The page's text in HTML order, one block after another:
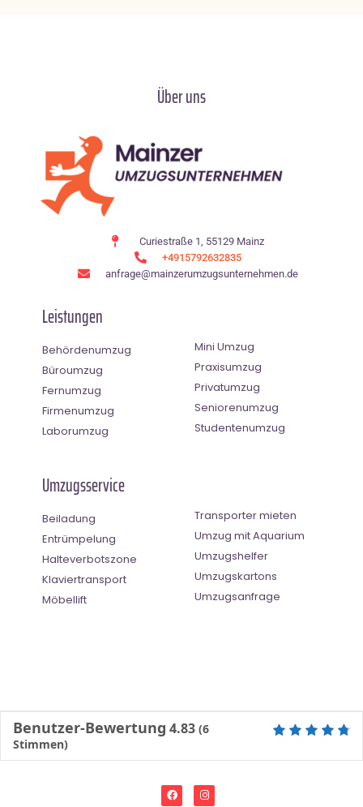
Über uns
Curiestraße 1, 55129 Mainz
+4915792632835
anfrage@mainzerumzugsunternehmen.de
Leistungen
Behördenumzug
Büroumzug
Fernumzug
Firmenumzug
Laborumzug
Mini Umzug
Praxisumzug
Privatumzug
Seniorenumzug
Studentenumzug
Umzugsservice
Beiladung
Entrümpelung
Halteverbotszone
Klaviertransport
Möbellift
Transporter mieten
Umzug mit Aquarium
Umzugshelfer
Umzugskartons
Umzugsanfrage
Benutzer-Bewertung 4.83 (6
Stimmen)